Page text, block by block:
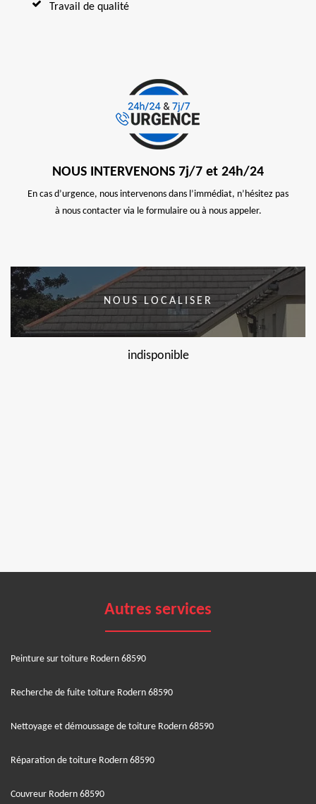
Travail de qualité
NOUS INTERVENONS 7j/7 et 24h/24
En cas d’urgence, nous intervenons dans l’immédiat, n’hésitez pas
à nous contacter via le formulaire ou à nous appeler.
NOUS LOCALISER
indisponible
Autres services
Peinture sur toiture Rodern 68590
Recherche de fuite toiture Rodern 68590
Nettoyage et démoussage de toiture Rodern 68590
Réparation de toiture Rodern 68590
Couvreur Rodern 68590